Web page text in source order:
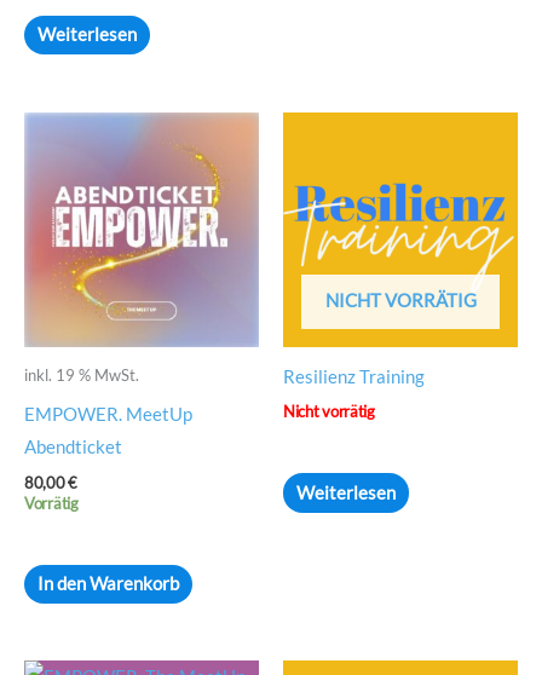
Weiterlesen
inkl. 19 % MwSt.
EMPOWER. MeetUp
Abendticket
80,00€
Vorrätig
In den Warenkorb
NICHT VORRÄTIG
Resilienz Training
Nicht vorrätig
Weiterlesen